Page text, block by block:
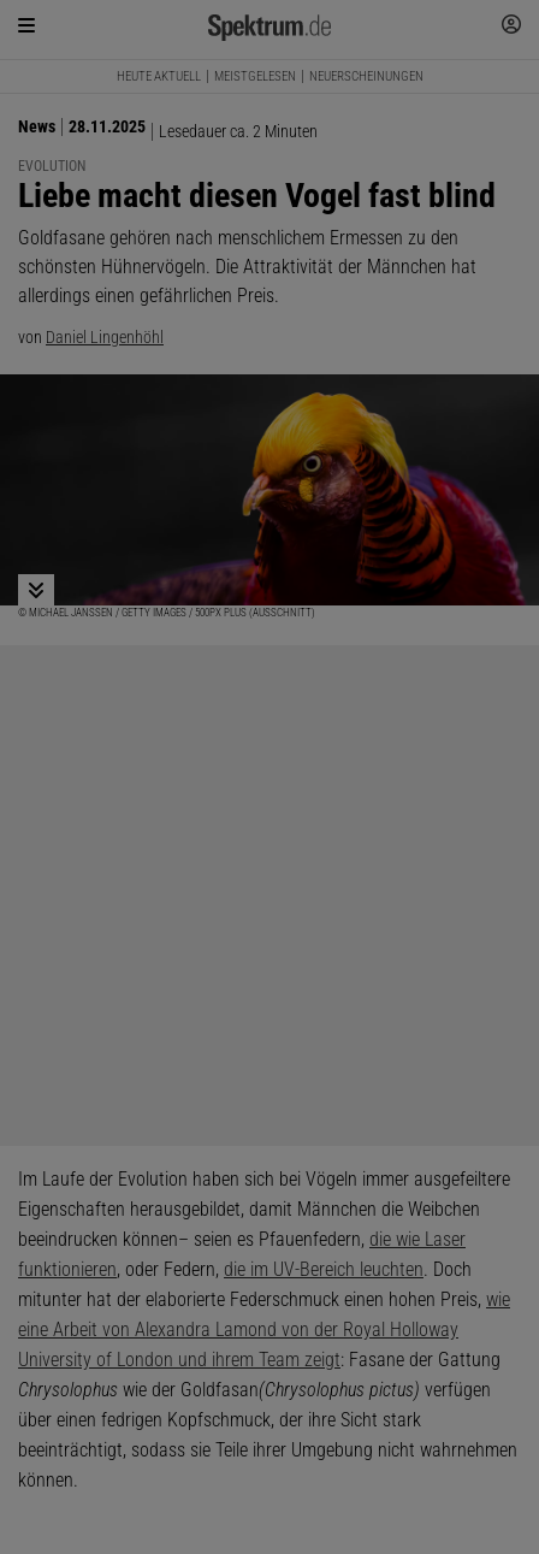
HEUTE AKTUELL MEISTGELESEN NEUERSCHEINUNGEN
News 28.11.2025 Lesedauer ca. 2 Minuten
EVOLUTION
:
Liebe macht diesen Vogel fast blind
Goldfasane gehören nach menschlichem Ermessen zu den
schönsten Hühnervögeln. Die Attraktivität der Männchen hat
allerdings einen gefährlichen Preis.
von Daniel Lingenhöhl
© MICHAEL JANSSEN / GETTY IMAGES / 500PX PLUS (AUSSCHNITT)
Im Laufe der Evolution haben sich bei Vögeln immer ausgefeiltere
Eigenschaften herausgebildet, damit Männchen die Weibchen
beeindrucken können– seien es Pfauenfedern, die wie Laser
funktionieren, oder Federn, die im UV-Bereich leuchten. Doch
mitunter hat der elaborierte Federschmuck einen hohen Preis, wie
eine Arbeit von Alexandra Lamond von der Royal Holloway
University of London und ihrem Team zeigt: Fasane der Gattung
Chrysolophus wie der Goldfasan(Chrysolophus pictus) verfügen
über einen fedrigen Kopfschmuck, der ihre Sicht stark
beeinträchtigt, sodass sie Teile ihrer Umgebung nicht wahrnehmen
können.